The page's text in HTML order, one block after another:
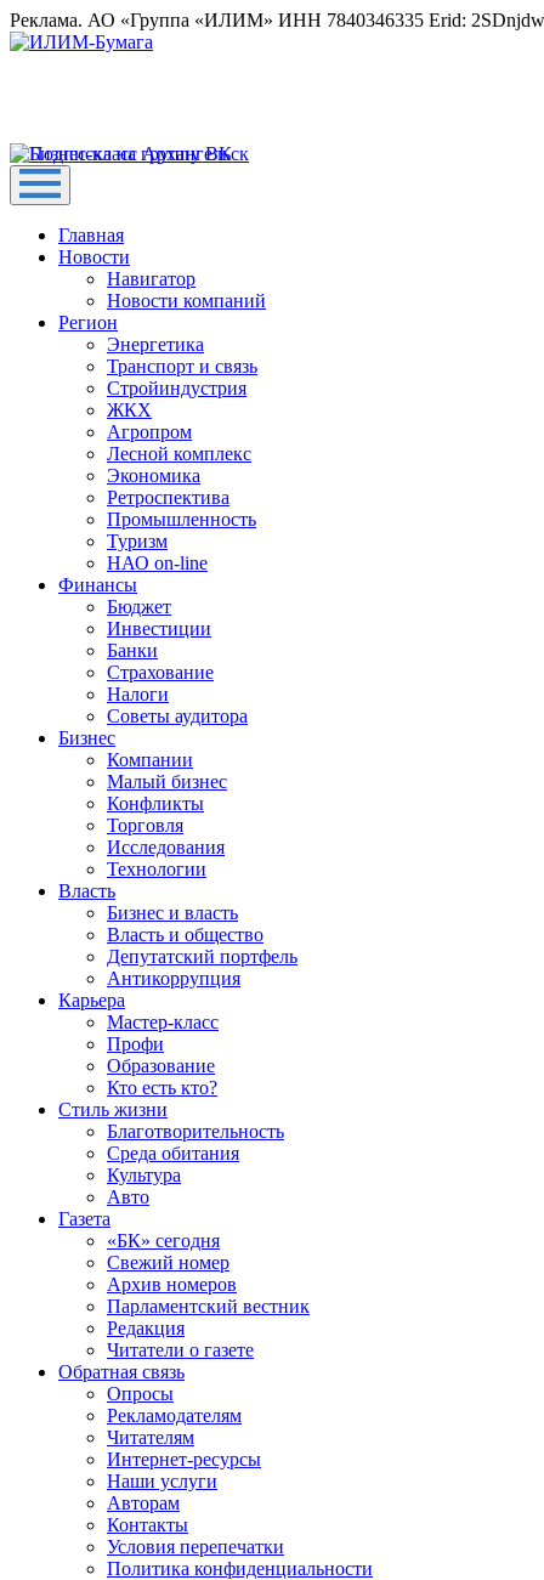
Реклама. АО «Группа «ИЛИМ» ИНН 7840346335 Erid:
Главная
Новости
Навигатор
Новости компаний
Регион
Энергетика
Транспорт и связь
Стройиндустрия
ЖКХ
Агропром
Лесной комплекс
Экономика
Ретроспектива
Промышленность
Туризм
НАО on-line
Финансы
Бюджет
Инвестиции
Банки
Страхование
Налоги
Советы аудитора
Бизнес
Компании
Малый бизнес
Конфликты
Торговля
Исследования
Технологии
Власть
Бизнес и власть
Власть и общество
Депутатский портфель
Антикоррупция
Карьера
Мастер-класс
Профи
Образование
Кто есть кто?
Стиль жизни
Благотворительность
Среда обитания
Культура
Авто
Газета
«БК» сегодня
Свежий номер
Архив номеров
Парламентский вестник
Редакция
Читатели о газете
Обратная связь
Опросы
Рекламодателям
Читателям
Интернет-ресурсы
Наши услуги
Авторам
Контакты
Условия перепечатки
Политика конфиденциальности